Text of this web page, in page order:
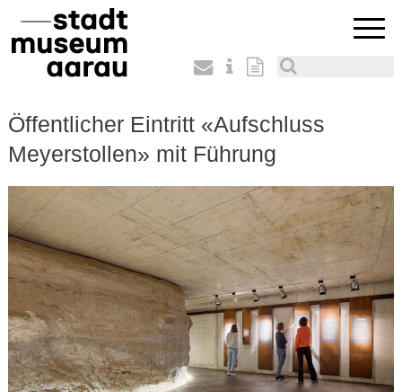
Öffentlicher Eintritt «Aufschluss
Meyerstollen» mit Führung